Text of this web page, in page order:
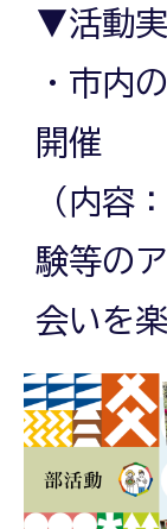
▼活動
・市内
開催
（内容
験等の
会いを